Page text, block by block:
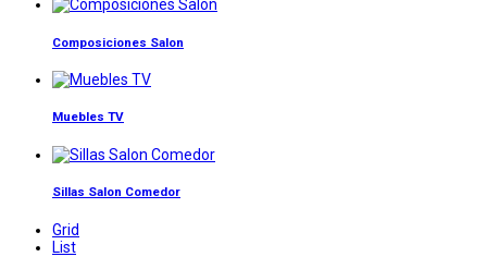
Composiciones Salon
Muebles TV
Sillas Salon Comedor
Grid
List